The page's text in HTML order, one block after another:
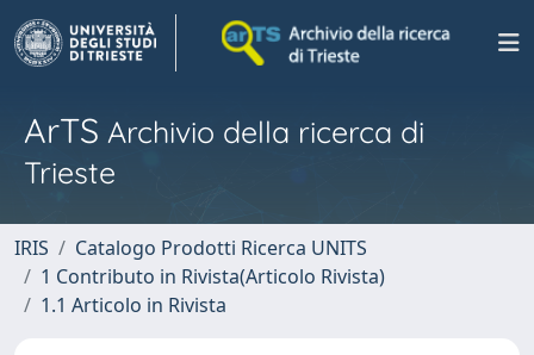
ArTS Archivio della ricerca di
Trieste
IRIS
Catalogo Prodotti Ricerca UNITS
1 Contributo in Rivista(Articolo Rivista)
1.1 Articolo in Rivista